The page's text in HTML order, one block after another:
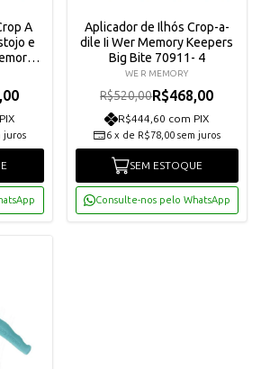
A
e
juros
Aplicador de Ilhós Crop-a-
dile Ii Wer Memory Keepers
Big Bite 70911- 4
WE R MEMORY
R$520,00R$468,00
R$444,60 com PIX
6 x de R$78,00 sem juros
SEM ESTOQUE
Consulte-nos pelo WhatsApp